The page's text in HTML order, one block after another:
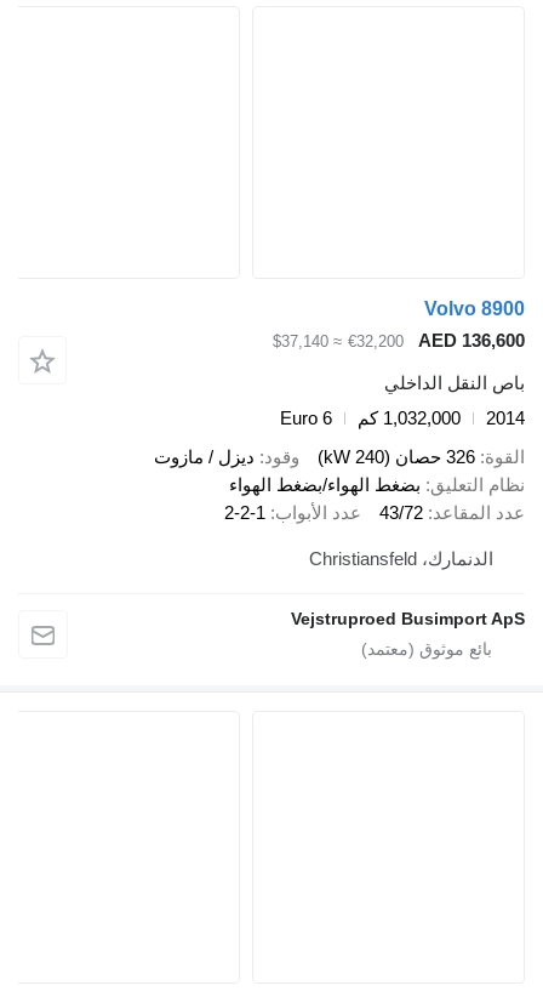
Volvo
AED
€32,200
≈ $37,140
النقل الداخلي
1,032,000 كم
Euro 6
326 حصان (240 kW) وقود ديزل / مازوت
التعليق بضغط الهواء/بضغط الهواء
المقاعد 43/72 عدد الأبواب 2-2-1
الدنمارك، Christiansfeld
Vejstruproed Busimport